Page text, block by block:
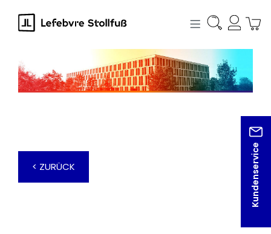
springen
Kundenservice
< ZURÜCK